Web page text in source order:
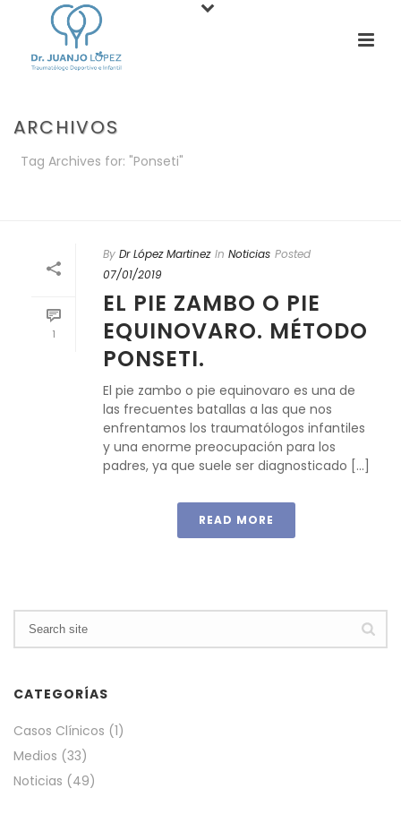
ARCHIVOS
Tag Archives for: "Ponseti"
1
By Dr López Martinez In Noticias Posted
07/01/2019
EL PIE ZAMBO O PIE
EQUINOVARO. MÉTODO
PONSETI.
El pie zambo o pie equinovaro es una de
las frecuentes batallas a las que nos
enfrentamos los traumatólogos infantiles
y una enorme preocupación para los
padres, ya que suele ser diagnosticado [...]
READ MORE
CATEGORÍAS
Casos Clínicos (1)
Medios (33)
Noticias (49)